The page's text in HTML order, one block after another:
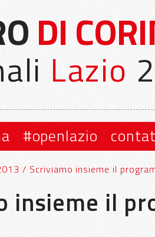
DI
Lazio
#openlazio
/ Scriviamo insieme il
insieme il